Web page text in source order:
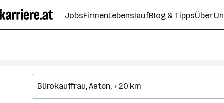
Seiteninhalt
springen
JobsFirmenLebenslaufBlog & TippsÜber